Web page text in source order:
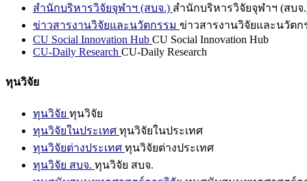
สำนักบริหารวิจัยจุฬาฯ (สบจ.) สำนักบริหารวิจัยจุฬาฯ (สบจ
ข่าวสารงานวิจัยและนวัตกรรม ข่าวสารงานวิจัยและนวัตก
CU Social Innovation Hub CU Social Innovation Hub
CU-Daily Research CU-Daily Research
ทุนวิจัย
ทุนวิจัย ทุนวิจัย
ทุนวิจัยในประเทศ ทุนวิจัยในประเทศ
ทุนวิจัยต่างประเทศ ทุนวิจัยต่างประเทศ
ทุนวิจัย สบจ. ทุนวิจัย สบจ.